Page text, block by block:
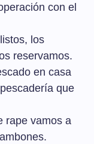
con el
los
reservamos.
en casa
que
rape vamos a